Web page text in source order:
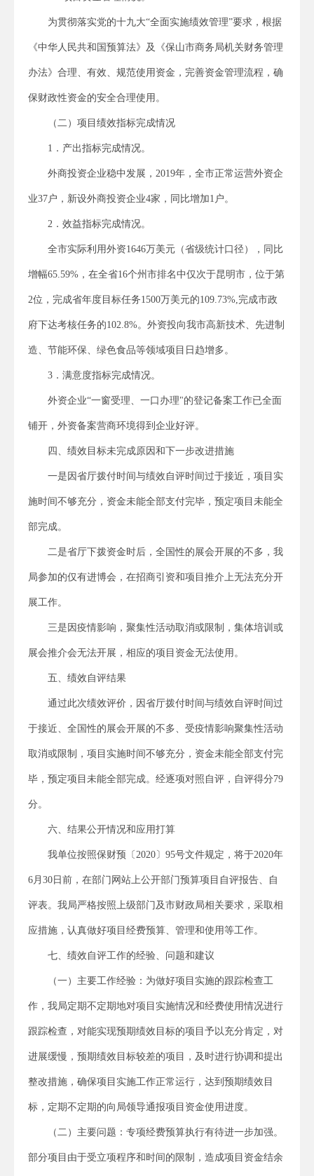
为贯彻落实党的十九大“全面实施绩效管理”要求，根据
《中华人民共和国预算法》及《保山市商务局机关财务管理
办法》合理、有效、规范使用资金，完善资金管理流程，确
保财政性资金的安全合理使用。
（二）项目绩效指标完成情况
1．产出指标完成情况。
外商投资企业稳中发展，2019年，全市正常运营外资企
业37户，新设外商投资企业4家，同比增加1户。
2．效益指标完成情况。
全市实际利用外资1646万美元（省级统计口径），同比
增幅65.59%，在全省16个州市排名中仅次于昆明市，位于第
2位，完成省年度目标任务1500万美元的109.73%,完成市政
府下达考核任务的102.8%。外资投向我市高新技术、先进制
造、节能环保、绿色食品等领域项目日趋增多。
3．满意度指标完成情况。
外资企业“一窗受理、一口办理"的登记备案工作已全面
铺开，外资备案营商环境得到企业好评。
四、绩效目标未完成原因和下一步改进措施
一是因省厅拨付时间与绩效自评时间过于接近，项目实
施时间不够充分，资金未能全部支付完毕，预定项目未能全
部完成。
二是省厅下拨资金时后，全国性的展会开展的不多，我
局参加的仅有进博会，在招商引资和项目推介上无法充分开
展工作。
三是因疫情影响，聚集性活动取消或限制，集体培训或
展会推介会无法开展，相应的项目资金无法使用。
五、绩效自评结果
通过此次绩效评价，因省厅拨付时间与绩效自评时间过
于接近、全国性的展会开展的不多、受疫情影响聚集性活动
取消或限制，项目实施时间不够充分，资金未能全部支付完
毕，预定项目未能全部完成。经逐项对照自评，自评得分79
分。
六、结果公开情况和应用打算
我单位按照保财预〔2020〕95号文件规定，将于2020年
6月30日前，在部门网站上公开部门预算项目自评报告、自
评表。我局严格按照上级部门及市财政局相关要求，采取相
应措施，认真做好项目经费预算、管理和使用等工作。
七、绩效自评工作的经验、问题和建议
（一）主要工作经验：为做好项目实施的跟踪检查工
作，我局定期不定期地对项目实施情况和经费使用情况进行
跟踪检查，对能实现预期绩效目标的项目予以充分肯定，对
进展缓慢，预期绩效目标较差的项目，及时进行协调和提出
整改措施，确保项目实施工作正常运行，达到预期绩效目
标，定期不定期的向局领导通报项目资金使用进度。
（二）主要问题：专项经费预算执行有待进一步加强。
部分项目由于受立项程序和时间的限制，造成项目资金结余